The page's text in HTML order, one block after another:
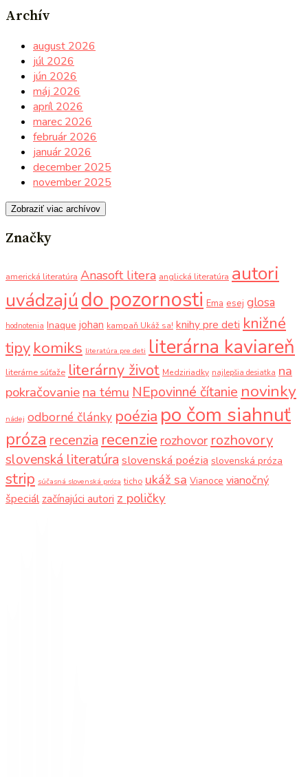
Archív
august 2026
júl 2026
jún 2026
máj 2026
apríl 2026
marec 2026
február 2026
január 2026
december 2025
november 2025
Zobraziť viac archívov
Značky
americká literatúra Anasoft litera anglická literatúra autori
uvádzajúdo pozornosti Ema esej glosa
hodnotenia Inaque johan kampaň Ukáž sa! knihy pre deti knižné
tipy komiks literatúra pre deti literárna kaviareň
literárne súťaže literárny život Medziriadky najlepšia desiatka na
pokračovaniena tému NEpovinné čítanie novinky
nádej odborné články poézia po čom siahnuť
próza recenzia recenzie rozhovor rozhovory
slovenská literatúra slovenská poézia slovenská próza
strip súčasná slovenská próza ticho ukáž sa Vianoce vianočný
špeciál začínajúci autori z poličky